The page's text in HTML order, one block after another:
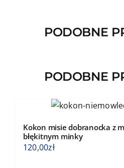
PODOBNE
PODOBNE
Kokon misie dobranocka z
błękitnym minky
120,00zł